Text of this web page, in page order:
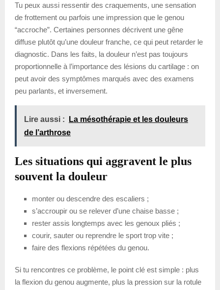
Tu peux aussi ressentir des craquements, une sensation
de frottement ou parfois une impression que le genou
“accroche”. Certaines personnes décrivent une gêne
diffuse plutôt qu’une douleur franche, ce qui peut retarder le
diagnostic. Dans les faits, la douleur n’est pas toujours
proportionnelle à l’importance des lésions du cartilage : on
peut avoir des symptômes marqués avec des examens
peu parlants, et inversement.
Lire aussi :
La mésothérapie et les douleurs
de l’arthrose
Les situations qui aggravent le plus
souvent la douleur
monter ou descendre des escaliers ;
s’accroupir ou se relever d’une chaise basse ;
rester assis longtemps avec les genoux pliés ;
courir, sauter ou reprendre le sport trop vite ;
faire des flexions répétées du genou.
Si tu rencontres ce problème, le point clé est simple : plus
la flexion du genou augmente, plus la pression sur la rotule